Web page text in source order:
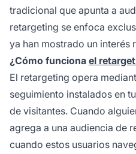
tradicional que apunta a
retargeting se enfoca
ya han mostrado un interés
¿Cómo funciona el
El retargeting opera
seguimiento instalados en
de visitantes. Cuando
agrega a una audiencia de
cuando estos usuarios